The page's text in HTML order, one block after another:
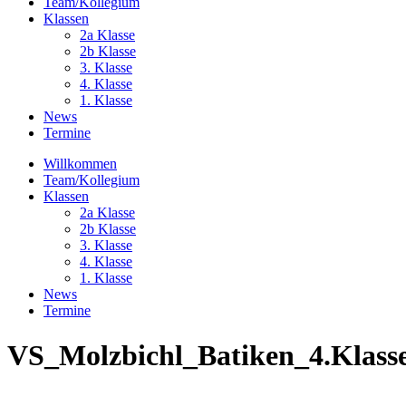
Klassen
2a Klasse
2b Klasse
3. Klasse
4. Klasse
1. Klasse
News
Termine
Willkommen
Team/Kollegium
Klassen
2a Klasse
2b Klasse
3. Klasse
4. Klasse
1. Klasse
News
Termine